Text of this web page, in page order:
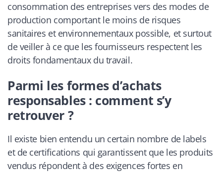
consommation des entreprises vers des modes de
production comportant le moins de risques
sanitaires et environnementaux possible, et surtout
de veiller à ce que les fournisseurs respectent les
droits fondamentaux du travail.
Parmi les formes d’achats
responsables : comment s’y
retrouver ?
Il existe bien entendu un certain nombre de labels
et de certifications qui garantissent que les produits
vendus répondent à des exigences fortes en